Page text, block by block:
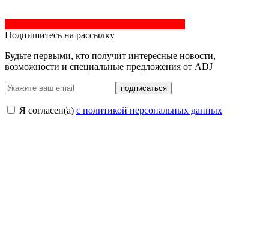
Подпишитесь на рассылку
Будьте первыми, кто получит интересные новости,
возможности и специальные предложения от ADJ
подписаться
Я согласен(a) с политикой персональных данных